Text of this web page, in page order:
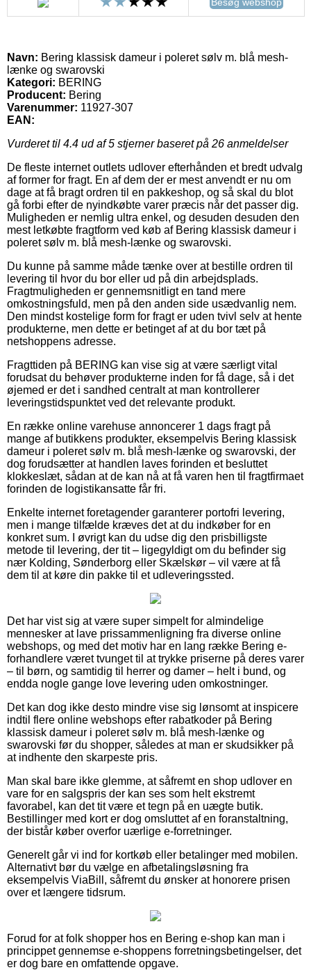
Navn: Bering klassisk dameur i poleret sølv m. blå mesh-
lænke og swarovski
Kategori: BERING
Producent: Bering
Varenummer: 11927-307
EAN:
Vurderet til 4.4 ud af 5 stjerner baseret på 26 anmeldelser
De fleste internet outlets udlover efterhånden et bredt udvalg
af former for fragt. En af dem der er mest anvendt er nu om
dage at få bragt ordren til en pakkeshop, og så skal du blot
gå forbi efter de nyindkøbte varer præcis når det passer dig.
Muligheden er nemlig ultra enkel, og desuden desuden den
mest letkøbte fragtform ved køb af Bering klassisk dameur i
poleret sølv m. blå mesh-lænke og swarovski.
Du kunne på samme måde tænke over at bestille ordren til
levering til hvor du bor eller ud på din arbejdsplads.
Fragtmuligheden er gennemsnitligt en tand mere
omkostningsfuld, men på den anden side usædvanlig nem.
Den mindst kostelige form for fragt er uden tvivl selv at hente
produkterne, men dette er betinget af at du bor tæt på
netshoppens adresse.
Fragttiden på BERING kan vise sig at være særligt vital
forudsat du behøver produkterne inden for få dage, så i det
øjemed er det i sandhed centralt at man kontrollerer
leveringstidspunktet ved det relevante produkt.
En række online varehuse annoncerer 1 dags fragt på
mange af butikkens produkter, eksempelvis Bering klassisk
dameur i poleret sølv m. blå mesh-lænke og swarovski, der
dog forudsætter at handlen laves forinden et besluttet
klokkeslæt, sådan at de kan nå at få varen hen til fragtfirmaet
forinden de logistikansatte får fri.
Enkelte internet foretagender garanterer portofri levering,
men i mange tilfælde kræves det at du indkøber for en
konkret sum. I øvrigt kan du udse dig den prisbilligste
metode til levering, der tit – ligegyldigt om du befinder sig
nær Kolding, Sønderborg eller Skælskør – vil være at få
dem til at køre din pakke til et udleveringssted.
Det har vist sig at være super simpelt for almindelige
mennesker at lave prissammenligning fra diverse online
webshops, og med det motiv har en lang række Bering e-
forhandlere været tvunget til at trykke priserne på deres varer
– til børn, og samtidig til herrer og damer – helt i bund, og
endda nogle gange love levering uden omkostninger.
Det kan dog ikke desto mindre vise sig lønsomt at inspicere
indtil flere online webshops efter rabatkoder på Bering
klassisk dameur i poleret sølv m. blå mesh-lænke og
swarovski før du shopper, således at man er skudsikker på
at indhente den skarpeste pris.
Man skal bare ikke glemme, at såfremt en shop udlover en
vare for en salgspris der kan ses som helt ekstremt
favorabel, kan det tit være et tegn på en uægte butik.
Bestillinger med kort er dog omsluttet af en foranstaltning,
der bistår køber overfor uærlige e-forretninger.
Generelt går vi ind for kortkøb eller betalinger med mobilen.
Alternativt bør du vælge en afbetalingsløsning fra
eksempelvis ViaBill, såfremt du ønsker at honorere prisen
over et længere tidsrum.
Forud for at folk shopper hos en Bering e-shop kan man i
princippet gennemse e-shoppens forretningsbetingelser, det
er dog bare en omfattende opgave.